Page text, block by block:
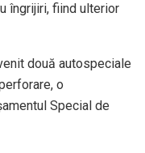
îngrijiri, fiind ulterior
două autospeciale
o
Special de